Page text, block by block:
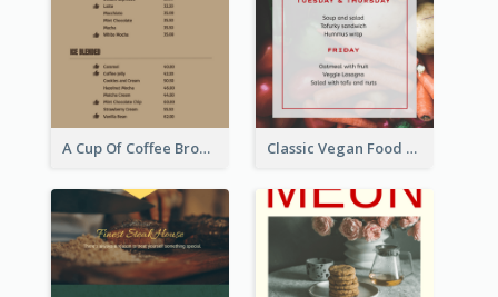
A Cup Of Coffee Brown Menu Design Template Classic Vegan Food Menu Design Templates